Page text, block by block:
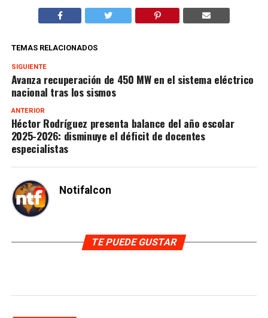
TEMAS RELACIONADOS
SIGUIENTE
Avanza recuperación de 450 MW en el sistema eléctrico
nacional tras los sismos
ANTERIOR
Héctor Rodríguez presenta balance del año escolar
2025-2026: disminuye el déficit de docentes
especialistas
Notifalcon
TE PUEDE GUSTAR